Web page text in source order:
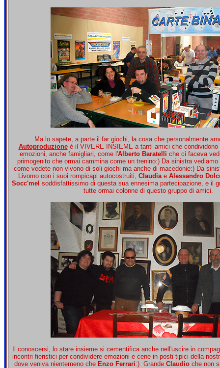
Ma lo sapete, a parte il far giochi, la cosa che personalmente
Autoproduzione è il VIVERE INSIEME a tanti amici che
emozioni, anche famigliari, come l'Alberto Baratelli che ci faceva
primogenito che ormai cammina come un trenino:) Da sinistra
come vedete non vivono di soli giochi ma anche di macedonie:) Da
Livorno con i suoi rompicapi autocostruiti, Claudiae Alessandro
Socc'mel soddisfattissimo di questa sua ennesima partecipazione, e il
tutte ormai colonne di questo gruppo di amici.
Il conoscersi, lo stare insieme si cementifica anche nell'uscire in
incontri fieristici per condividere emozioni e cene in posti tipici della
dove veniva nientemeno che Enzo Ferrari:) Grande Claudioche non